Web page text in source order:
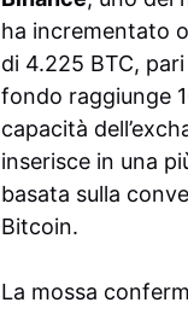
ha incrementato
di 4.225 BTC,
fondo raggiunge
capacità
inserisce in una
basata sulla
Bitcoin.
La mossa